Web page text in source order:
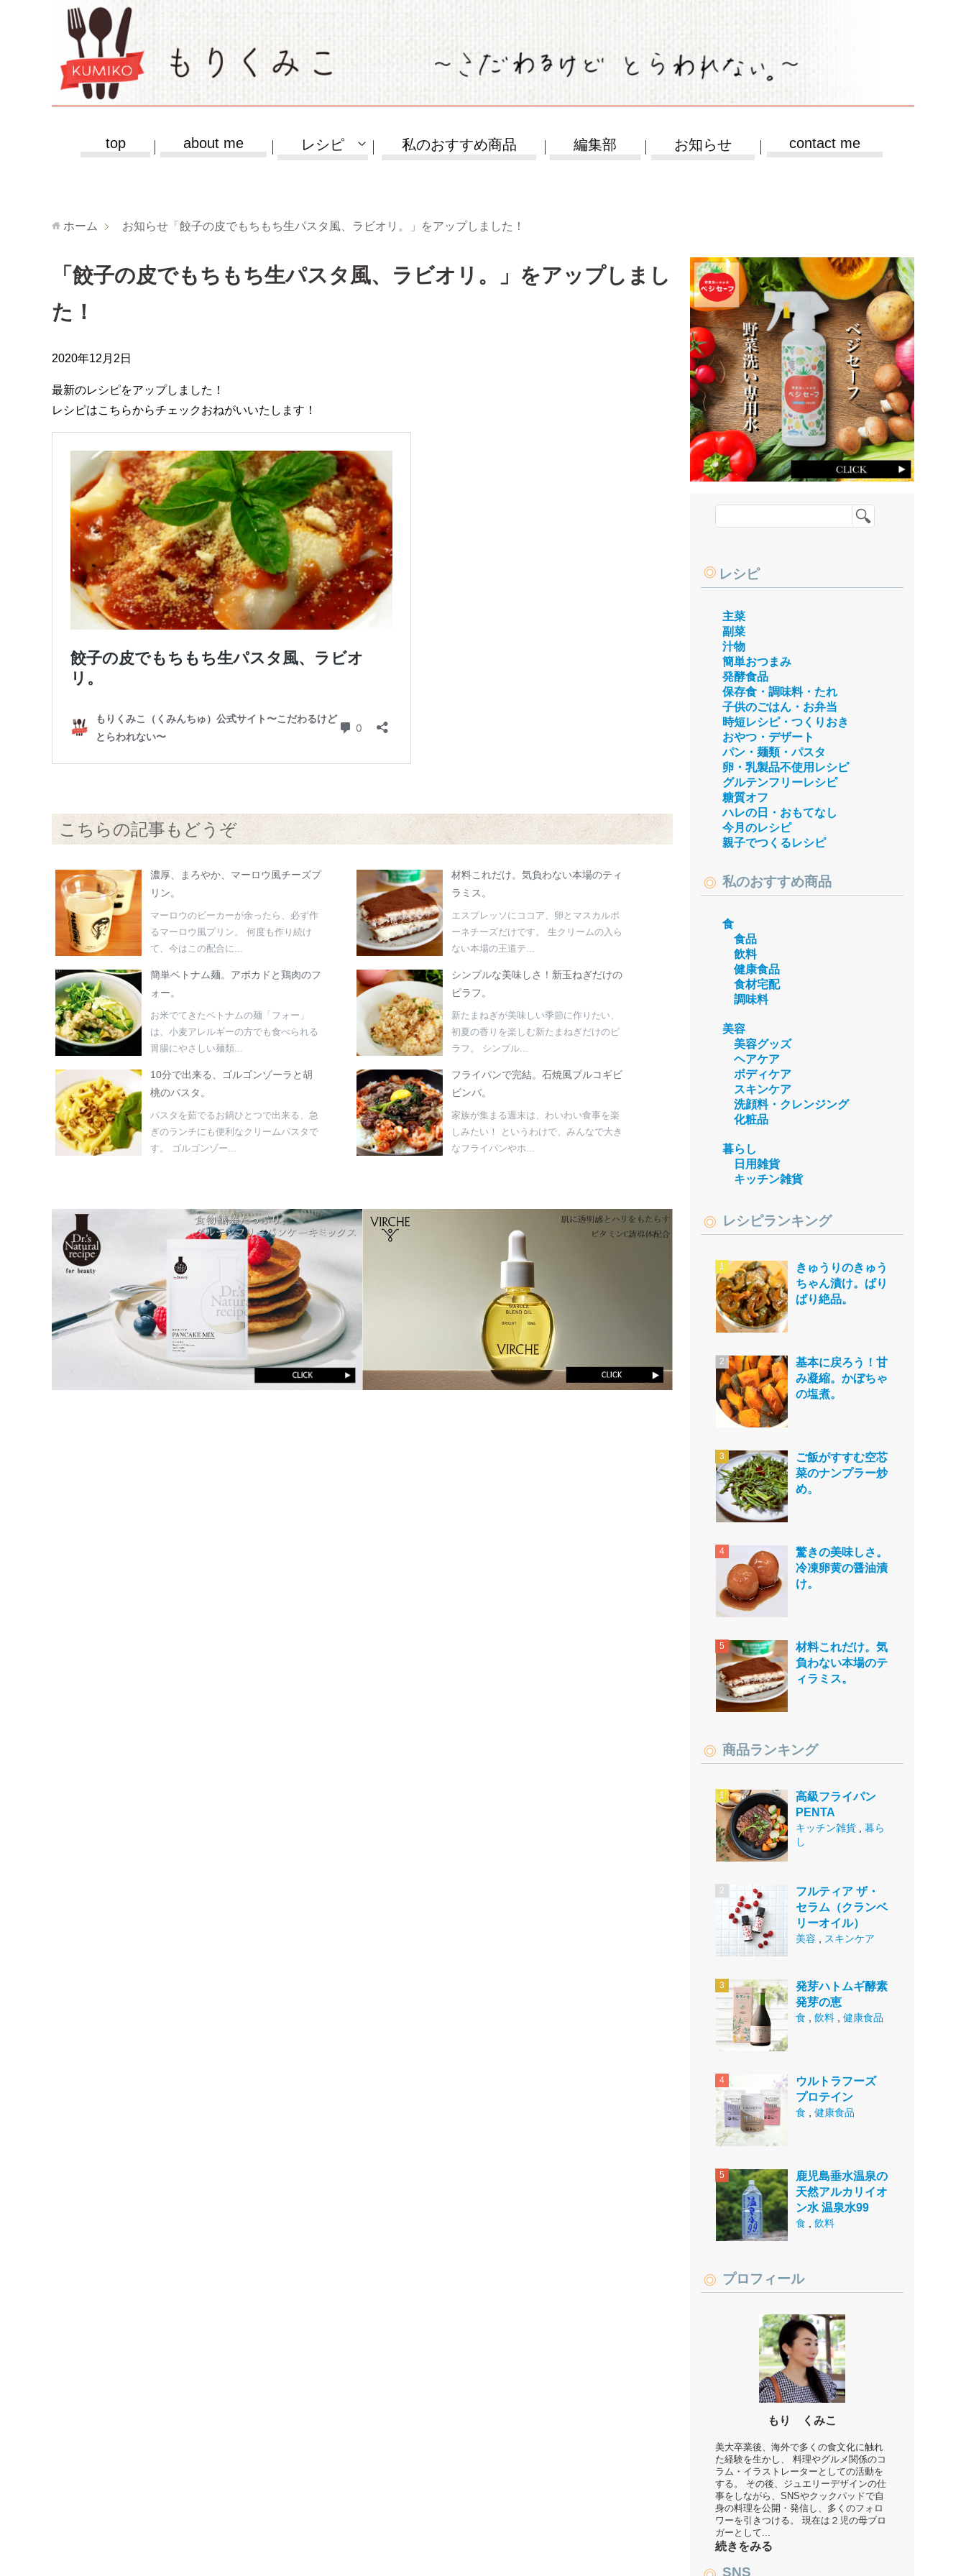
top about me レシピ 私のおすすめ商品 編集部 お知らせ contact me
ホーム お知らせ 「餃子の皮でもちもち生パスタ風、ラビオリ。」をアップしました！
「餃子の皮でもちもち生パスタ風、ラビオリ。」をアップしまし
た！
2020年12月2日
最新のレシピをアップしました！
レシピはこちらからチェックおねがいいたします！
こちらの記事もどうぞ
濃厚、まろやか、マーロウ風チーズプ
リン。
マーロウのビーカーが余ったら、必ず作
るマーロウ風プリン。 何度も作り続け
て、今はこの配合に...
材料これだけ。気負わない本場のティ
ラミス。
エスプレッソにココア、卵とマスカルポ
ーネチーズだけです。 生クリームの入ら
ない本場の王道テ...
簡単ベトナム麺。アボカドと鶏肉のフ
ォー。
お米でてきたベトナムの麺「フォー」
は、小麦アレルギーの方でも食べられる
胃腸にやさしい麺類...
シンプルな美味しさ！新玉ねぎだけの
ピラフ。
新たまねぎが美味しい季節に作りたい、
初夏の香りを楽しむ新たまねぎだけのピ
ラフ。 シンプル...
10分で出来る、ゴルゴンゾーラと胡
桃のパスタ。
パスタを茹でるお鍋ひとつで出来る、急
ぎのランチにも便利なクリームパスタで
す。 ゴルゴンゾー...
フライパンで完結。石焼風プルコギビ
ビンバ。
家族が集まる週末は、わいわい食事を楽
しみたい！ というわけで、みんなで大き
なフライパンやホ...
レシピ
主菜
副菜
汁物
簡単おつまみ
発酵食品
保存食・調味料・たれ
子供のごはん・お弁当
時短レシピ・つくりおき
おやつ・デザート
パン・麺類・パスタ
卵・乳製品不使用レシピ
グルテンフリーレシピ
糖質オフ
ハレの日・おもてなし
今月のレシピ
親子でつくるレシピ
私のおすすめ商品
食
食品
飲料
健康食品
食材宅配
調味料
美容
美容グッズ
ヘアケア
ボディケア
スキンケア
洗顔料・クレンジング
化粧品
暮らし
日用雑貨
キッチン雑貨
レシピランキング
きゅうりのきゅう
ちゃん漬け。ぱり
ぱり絶品。
基本に戻ろう！甘
み凝縮。かぼちゃ
の塩煮。
ご飯がすすむ空芯
菜のナンプラー炒
め。
驚きの美味しさ。
冷凍卵黄の醤油漬
け。
材料これだけ。気
負わない本場のテ
ィラミス。
商品ランキング
高級フライパン
PENTA
キッチン雑貨
暮ら
し
フルティア ザ・
セラム（クランベ
リーオイル）
美容 スキンケア
発芽ハトムギ酵素
発芽の恵
食 飲料 健康食品
ウルトラフーズ
プロテイン
食 健康食品
鹿児島垂水温泉の
天然アルカリイオ
ン水 温泉水99
食 飲料
プロフィール
もり くみこ
美大卒業後、海外で多くの食文化に触れ
た経験を生かし、 料理やグルメ関係のコ
ラム・イラストレーターとしての活動を
する。 その後、ジュエリーデザインの仕
事をしながら、SNSやクックパッドで自
身の料理を公開・発信し、多くのフォロ
ワーを引きつける。 現在は２児の母ブロ
ガーとして...
続きをみる
SNS